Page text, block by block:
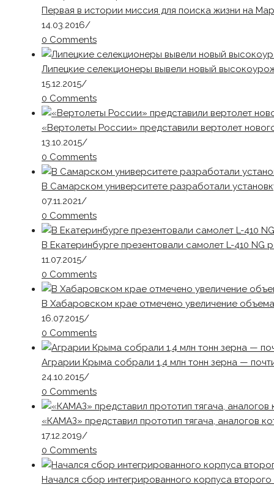
Первая в истории миссия для поиска жизни на
14.03.2016/
0 Comments
Липецкие селекционеры вывели новый
15.12.2015/
0 Comments
«Вертолеты России» представили вертолет
13.10.2015/
0 Comments
В Самарском университете разработали
07.11.2021/
0 Comments
В Екатеринбурге презентовали самолет L-410 NG
11.07.2015/
0 Comments
В Хабаровском крае отмечено увеличение
16.07.2015/
0 Comments
Аграрии Крыма собрали 1,4 млн тонн зерна —
24.10.2015/
0 Comments
«КАМАЗ» представил прототип тягача, аналогов
17.12.2019/
0 Comments
Начался сбор интегрированного корпуса